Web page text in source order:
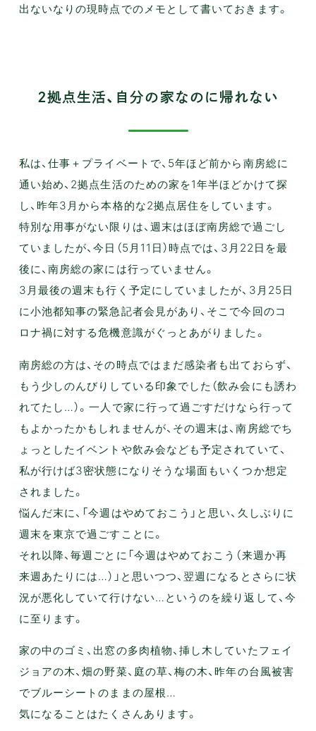
出ないなりの現時点でのメモとして書いておきます。
2拠点生活、自分の家なのに帰れない
私は、仕事＋プライベートで、5年ほど前から南房総に
通い始め、2拠点生活のための家を1年半ほどかけて探
し、昨年3月から本格的な2拠点居住をしています。
特別な用事がない限りは、週末はほぼ南房総で過ごし
ていましたが、今日（5月11日）時点では、3月22日を最
後に、南房総の家には行っていません。
3月最後の週末も行く予定にしていましたが、3月25日
に小池都知事の緊急記者会見があり、そこで今回のコ
ロナ禍に対する危機意識がぐっとあがりました。
南房総の方は、その時点ではまだ感染者も出ておらず、
もう少しのんびりしている印象でした（飲み会にも誘わ
れてたし…）。一人で家に行って過ごすだけなら行って
もよかったかもしれませんが、その週末は、南房総でち
ょっとしたイベントや飲み会なども予定されていて、
私が行けば3密状態になりそうな場面もいくつか想定
されました。
悩んだ末に、「今週はやめておこう」と思い、久しぶりに
週末を東京で過ごすことに。
それ以降、毎週ごとに「今週はやめておこう（来週か再
来週あたりには…）」と思いつつ、翌週になるとさらに状
況が悪化していて行けない…というのを繰り返して、今
に至ります。
家の中のゴミ、出窓の多肉植物、挿し木していたフェイ
ジョアの木、畑の野菜、庭の草、梅の木、昨年の台風被害
でブルーシートのままの屋根…
気になることはたくさんあります。